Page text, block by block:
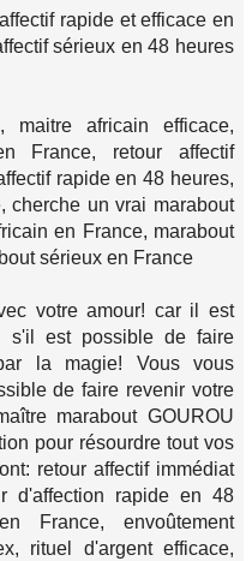
rapide et efficace en
sérieux en 48 heures
maitre africain efficace,
France, retour affectif
rapide en 48 heures,
cherche un vrai marabout
en France, marabout
sérieux en France
votre amour! car il est
s'il est possible de faire
la magie! Vous vous
de faire revenir votre
marabout GOUROU
pour résourdre tout vos
retour affectif immédiat
d'affection rapide en 48
France, envoûtement
rituel d'argent efficace,